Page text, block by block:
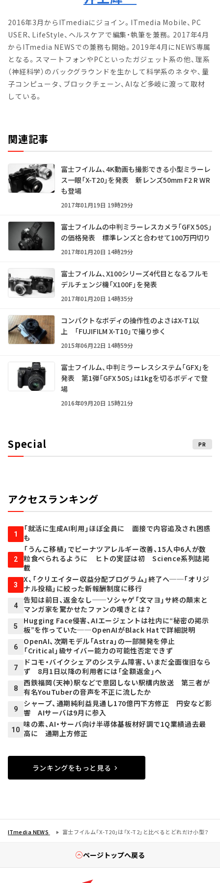
2016年3月からITmediaにジョイン。ITmedia Mobile、PC
USER、LifeStyle、ヘルスケアで編集・執筆を兼務。2017年4月
からITmedia NEWSでの兼務も開始。2019年4月にNEWS専属
となる。スマートフォンやPCといったガジェット系の他、理系
（神経科学）のバックグラウンドを生かして科学系のネタや、量
子コンピュータ、ブロックチェーン、AIなど多岐に渡って取材
している。
関連記事
富士フイルム、4K動画も撮影できる小型ミラーレ
ス一眼「X-T20」を発表 新レンズ50mm F2 R WR
も登場
2017年01月19日 19時29分
富士フイルムの中判ミラーレスカメラ「GFX 50S」
の価格発表 標準レンズと合わせて100万円切り
2017年01月20日 14時29分
富士フイルム、X100シリーズ4代目となるフルモ
デルチェンジ機「X100F」を発表
2017年01月20日 14時35分
コンパクトなボディの操作性のよさはX-T1以
上 「FUJIFILM X-T10」で撮り歩く
2015年06月22日 14時59分
富士フイルム、中判ミラーレスシステム「GFX」を
発表 第1弾「GFX 50S」は1kgを切るボディで登
場
2016年09月20日 15時21分
Special PR
アクセスランキング
1
「就活に生成AI利用」ほぼ全員に 面接で内容追及され困惑
も
2
「うんこ移植」でピーナツアレルギー改善、15人中6人が数
粒食べられるように ヒトの実証は初 Science系列誌掲
載
3
X、「クリエイター収益分配プログラム」終了へ──「オリジ
ナル投稿」に絞った新報酬制度に移行
4
告知は前日、返金なし──ソシャゲ「文マヨ」サ終の顛末と
マンガ家を驚かせたファンの嘆きとは？
5
Hugging Face侵害、AIエージェントは社内に“秘密の掲示
板”を作っていた──OpenAIがBlack Hatで詳細説明
6
OpenAI、次期モデル「Astra」の一部開発を停止
「Critical」級サイバー能力の可能性否定できず
7
ドコモ・バイクシェアのシステム障害、いまだ全面復旧なら
ず 8月1日以降の利用者には「全額返金」へ
8
西鉄福岡（天神）駅などで意図しない駅構内放送 第三者が
有名YouTuberの音声を不正に流したか
9
シャープ、通期純利益見通し170億円下方修正 円安など影
響 AIサーバは9月に参入
10
味の素、AI・サーバ向け半導体基板材好調で1Q業績過去最
高に 通期上方修正
ランキングをもっと見る
ITmedia NEWS 富士フイルム「X-T20」は「X-T2」と比べるとどれだけ小型？
ページトップへ戻る